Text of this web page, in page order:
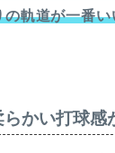
軌道が一番
かい打球感